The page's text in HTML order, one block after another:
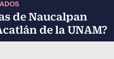
de Naucalpan
de la UNAM?
Email
mediante Facebook
actual mediante Twitter
artículo actual mediante